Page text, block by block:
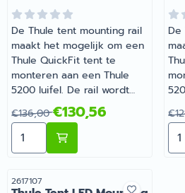
De Thule tent mounting rail
maakt het mogelijk om een
Thule QuickFit tent te
monteren aan een Thule
5200 luifel. De rail wordt
aan de onderzijde van de
luifel ingeklikt en vastgezet
met een inbussleutel. Het
profiel dekt de
voorzien van een kanaal
Van 136,00 voor 130,56
€136,00€130,56
Aantal kiezen voor Thule Tent
Artikelnummer
2617107